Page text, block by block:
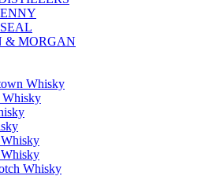
& MORGAN
Whisky
Whisky
Whisky